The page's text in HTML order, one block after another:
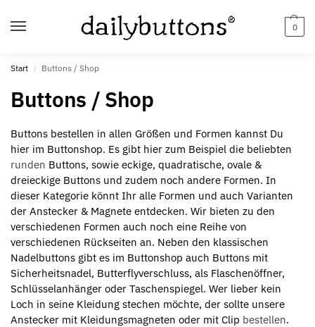
0
Start / Buttons / Shop
Buttons / Shop
Buttons bestellen in allen Größen und Formen kannst Du
hier im Buttonshop. Es gibt hier zum Beispiel die beliebten
runden Buttons, sowie eckige, quadratische, ovale &
dreieckige Buttons und zudem noch andere Formen. In
dieser Kategorie könnt Ihr alle Formen und auch Varianten
der Anstecker & Magnete entdecken. Wir bieten zu den
verschiedenen Formen auch noch eine Reihe von
verschiedenen Rückseiten an. Neben den klassischen
Nadelbuttons gibt es im Buttonshop auch Buttons mit
Sicherheitsnadel, Butterflyverschluss, als Flaschenöffner,
Schlüsselanhänger oder Taschenspiegel. Wer lieber kein
Loch in seine Kleidung stechen möchte, der sollte unsere
Anstecker mit Kleidungsmagneten oder mit Clip bestellen.